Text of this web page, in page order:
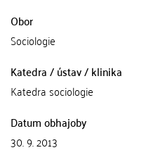
Obor
Sociologie
Katedra / ústav / klinika
Katedra sociologie
Datum obhajoby
30. 9. 2013